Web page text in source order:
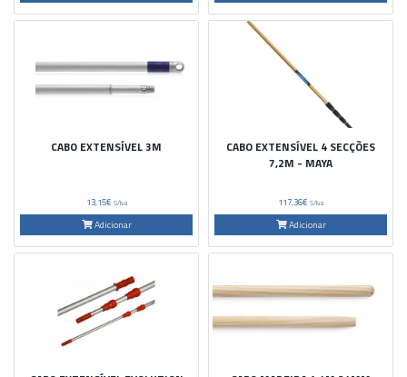
CABO EXTENSÍVEL 3M
13,15€ S/Iva
Adicionar
CABO EXTENSÍVEL 4 SECÇÕES
7,2M - MAYA
117,36€ S/Iva
Adicionar